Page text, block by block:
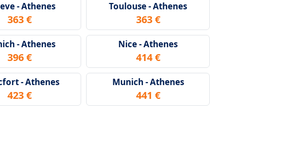
- Athenes
363 €
Toulouse - Athenes
363 €
- Athenes
396 €
Nice - Athenes
414 €
- Athenes
423 €
Munich - Athenes
441 €